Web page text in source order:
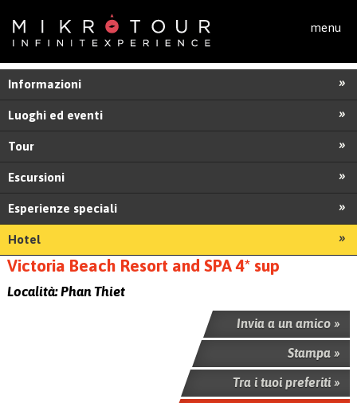
menu
Informazioni
Luoghi ed eventi
Tour
Escursioni
Esperienze speciali
Hotel
Victoria Beach Resort and SPA 4* sup
Località:Phan Thiet
Invia a un amico »
Stampa »
Tra i tuoi preferiti »